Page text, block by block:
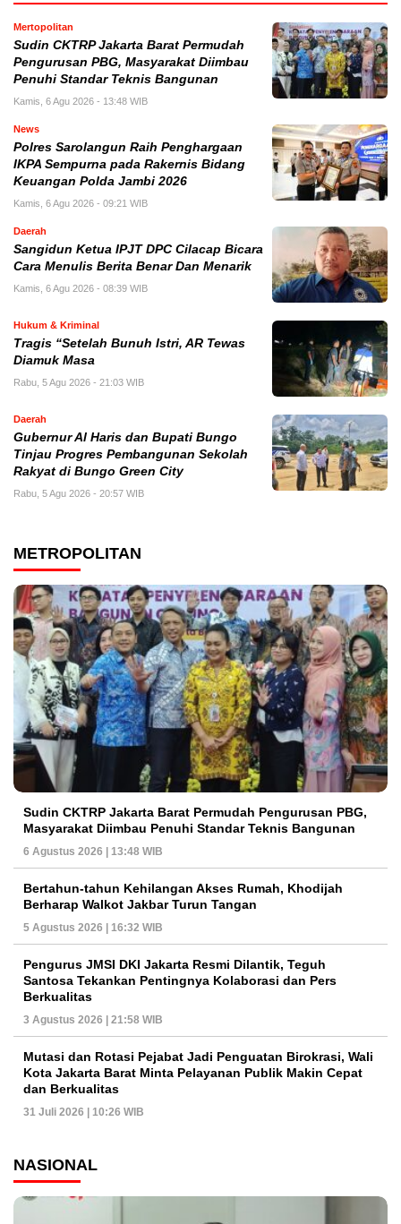
Mertopolitan
Sudin CKTRP Jakarta Barat Permudah
Pengurusan PBG, Masyarakat Diimbau
Penuhi Standar Teknis Bangunan
Kamis, 6 Agu 2026 - 13:48 WIB
News
Polres Sarolangun Raih Penghargaan
IKPA Sempurna pada Rakernis Bidang
Keuangan Polda Jambi 2026
Kamis, 6 Agu 2026 - 09:21 WIB
Daerah
Sangidun Ketua IPJT DPC Cilacap Bicara
Cara Menulis Berita Benar Dan Menarik
Kamis, 6 Agu 2026 - 08:39 WIB
Hukum & Kriminal
Tragis “Setelah Bunuh Istri, AR Tewas
Diamuk Masa
Rabu, 5 Agu 2026 - 21:03 WIB
Daerah
​Gubernur Al Haris dan Bupati Bungo
Tinjau Progres Pembangunan Sekolah
Rakyat di Bungo Green City
Rabu, 5 Agu 2026 - 20:57 WIB
METROPOLITAN
Sudin CKTRP Jakarta Barat Permudah Pengurusan PBG,
Masyarakat Diimbau Penuhi Standar Teknis Bangunan
6 Agustus 2026 | 13:48 WIB
Bertahun-tahun Kehilangan Akses Rumah, Khodijah
Berharap Walkot Jakbar Turun Tangan
5 Agustus 2026 | 16:32 WIB
Pengurus JMSI DKI Jakarta Resmi Dilantik, Teguh
Santosa Tekankan Pentingnya Kolaborasi dan Pers
Berkualitas
3 Agustus 2026 | 21:58 WIB
Mutasi dan Rotasi Pejabat Jadi Penguatan Birokrasi, Wali
Kota Jakarta Barat Minta Pelayanan Publik Makin Cepat
dan Berkualitas
31 Juli 2026 | 10:26 WIB
NASIONAL